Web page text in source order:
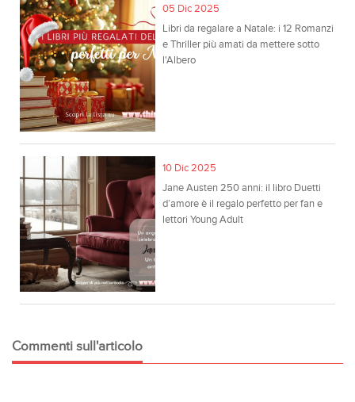
05 Dic 2025
Libri da regalare a Natale: i 12 Romanzi
e Thriller più amati da mettere sotto
l'Albero
10 Dic 2025
Jane Austen 250 anni: il libro Duetti
d’amore è il regalo perfetto per fan e
lettori Young Adult
Commenti sull'articolo